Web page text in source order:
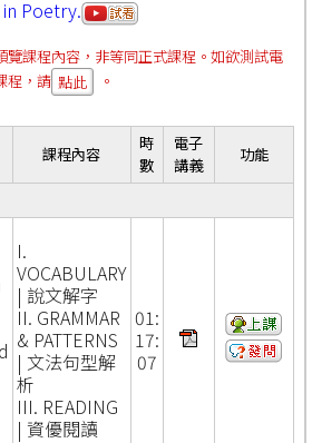
in Poetry.
覽課程內容，非等同正式課程。如欲測試電
程，請 點此 。
課程內容
時
數
電子
講義
功能
I.
VOCABULARY
| 說文解字
II. GRAMMAR
& PATTERNS
| 文法句型解
析
III. READING
| 資優閱讀
01:
17:
07